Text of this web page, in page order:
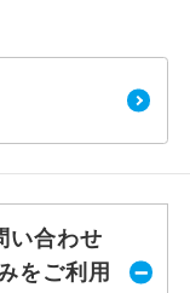
い合わせ
をご利用